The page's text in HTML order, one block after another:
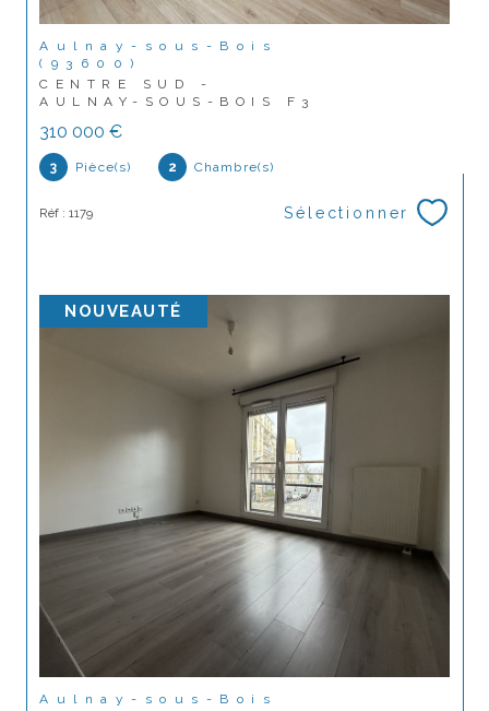
Aulnay-sous-Bois
(93600)
CENTRE SUD -
AULNAY-SOUS-BOIS F3
310 000 €
3 Pièce(s) 2 Chambre(s)
Réf : 1179 Sélectionner
NOUVEAUTÉ
Aulnay-sous-Bois